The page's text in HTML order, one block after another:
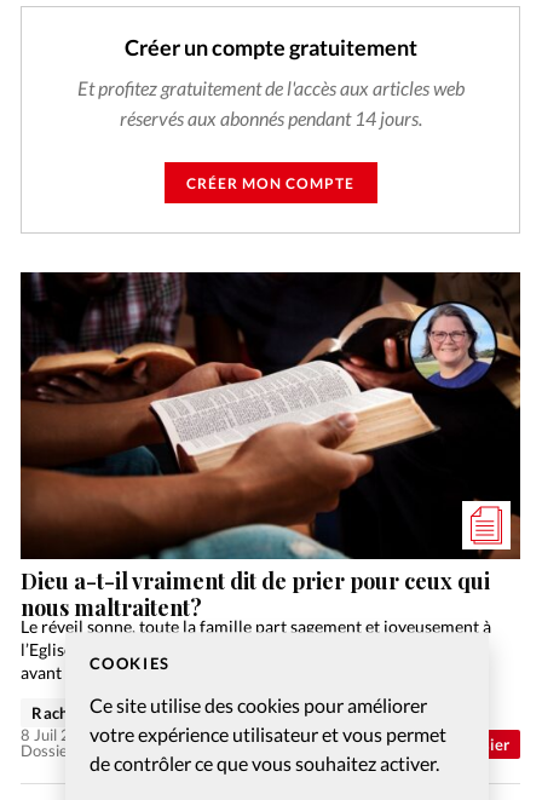
COOKIES
Ce site utilise des cookies pour améliorer
votre expérience utilisateur et vous permet
de contrôler ce que vous souhaitez activer.
Créer un compte gratuitement
Et profitez gratuitement de l'accès aux articles web
réservés aux abonnés pendant 14 jours.
CRÉER MON COMPTE
Dossier
Dieu a-t-il vraiment dit de prier pour ceux qui
nous maltraitent?
Le réveil sonne, toute la famille part sagement et joyeusement à
l’Eglise, puis invite d’autres chrétiens à la maison pour le repas,
avant de faire une petite sieste et de lire la Bible en famille.…
Dossier: Aimer ses ennemis
Rachel Gamper
8 Juil 2026
Abonnés